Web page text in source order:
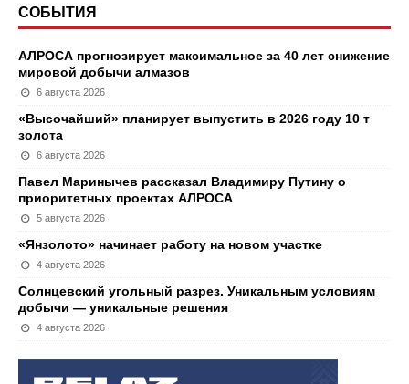
СОБЫТИЯ
АЛРОСА прогнозирует максимальное за 40 лет снижение
мировой добычи алмазов
6 августа 2026
«Высочайший» планирует выпустить в 2026 году 10 т
золота
6 августа 2026
Павел Маринычев рассказал Владимиру Путину о
приоритетных проектах АЛРОСА
5 августа 2026
«Янзолото» начинает работу на новом участке
4 августа 2026
Солнцевский угольный разрез. Уникальным условиям
добычи — уникальные решения
4 августа 2026